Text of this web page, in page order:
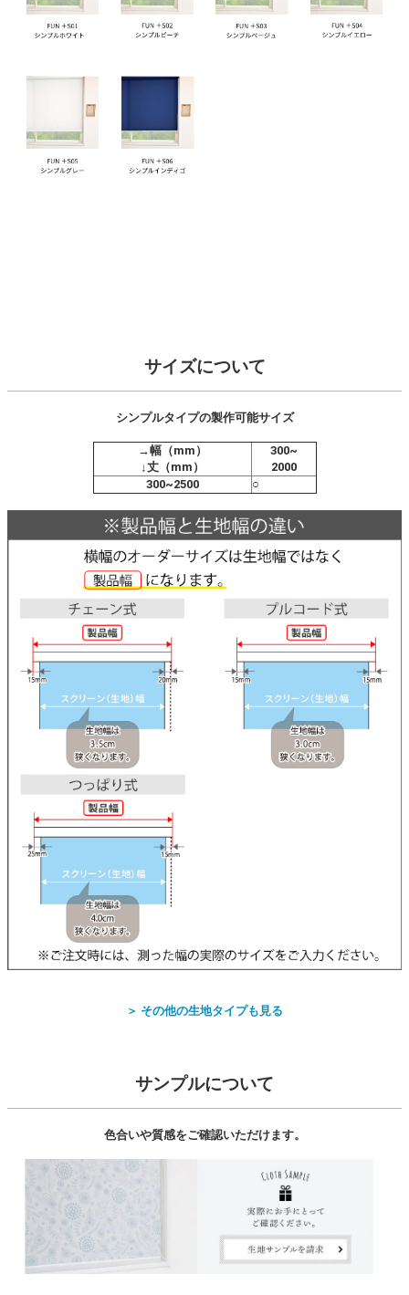
サイズについて
シンプルタイプの製作可能サイズ
→幅（mm）
↓丈（mm）
300~
2000
300~2500
○
＞ その他の生地タイプも見る
サンプルについて
色合いや質感をご確認いただけます。